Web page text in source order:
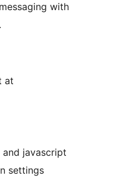
with
at
javascript
settings